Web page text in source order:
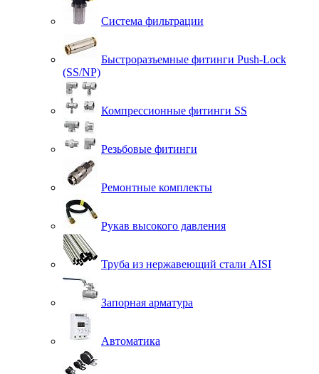
Система фильтрации
Быстроразъемные фитинги Push-Lock
(SS/NP)
Компрессионные фитинги SS
Резьбовые фитинги
Ремонтные комплекты
Рукав высокого давления
Труба из нержавеющий стали AISI
Запорная арматура
Автоматика